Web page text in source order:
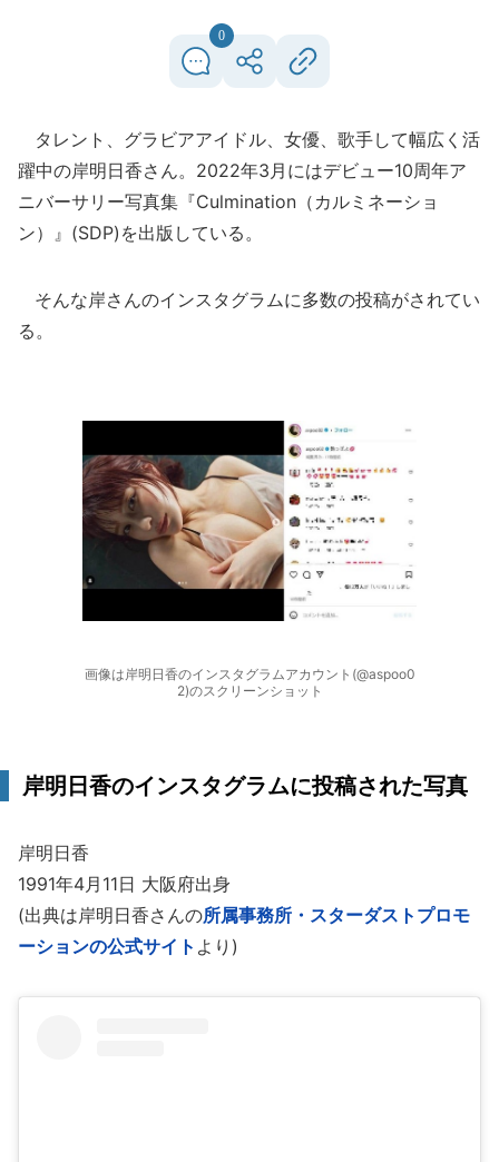
0
タレント、グラビアアイドル、女優、歌手して幅広く活
躍中の岸明日香さん。2022年3月にはデビュー10周年ア
ニバーサリー写真集『Culmination（カルミネーショ
ン）』(SDP)を出版している。
そんな岸さんのインスタグラムに多数の投稿がされてい
る。
画像は岸明日香のインスタグラムアカウント(@aspoo0
2)のスクリーンショット
岸明日香のインスタグラムに投稿された写真
岸明日香
1991年4月11日 大阪府出身
(出典は岸明日香さんの所属事務所・スターダストプロモ
ーションの公式サイト より)